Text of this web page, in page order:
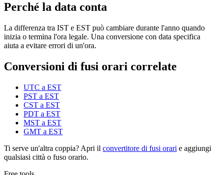
Perché la data conta
La differenza tra IST e EST può cambiare durante l'anno quando
inizia o termina l'ora legale. Una conversione con data specifica
aiuta a evitare errori di un'ora.
Conversioni di fusi orari correlate
UTC a EST
PST a EST
CST a EST
PDT a EST
MST a EST
GMT a EST
Ti serve un'altra coppia? Apri il convertitore di fusi orari e aggiungi
qualsiasi città o fuso orario.